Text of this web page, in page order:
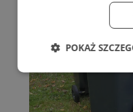
POKAŻ
Niezbędne